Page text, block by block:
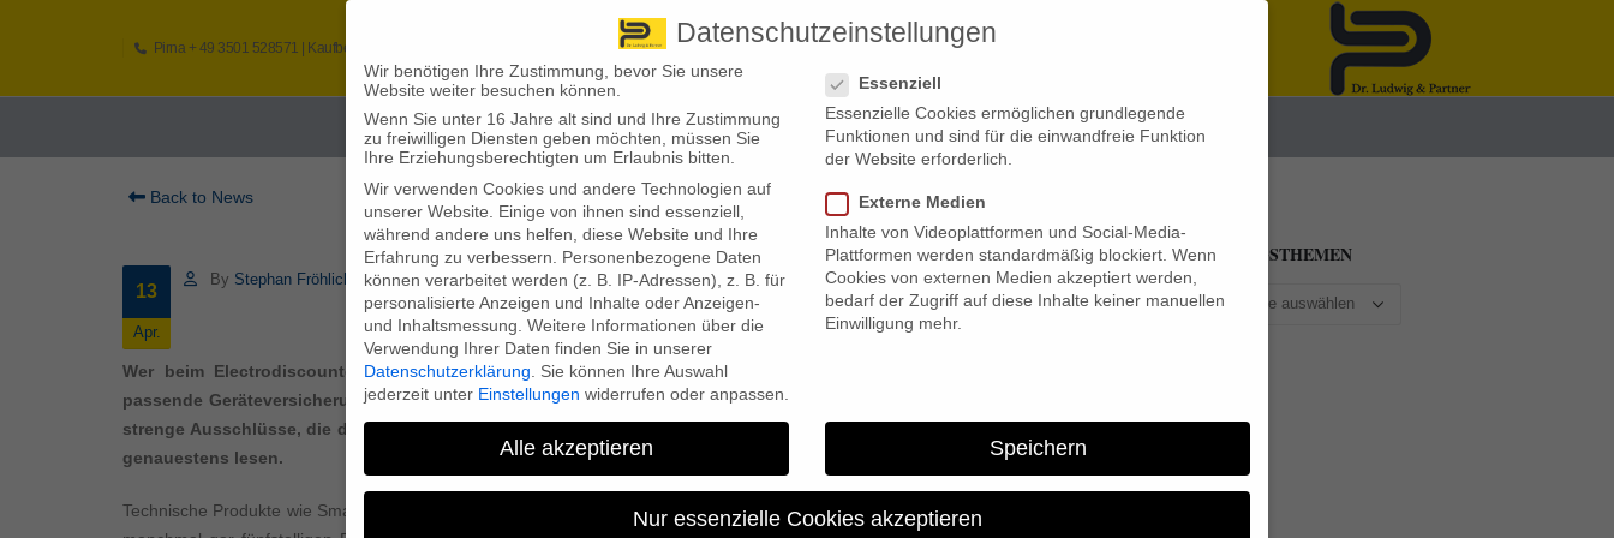
Pirna+ 49 3501 528571 | Kaufbeuren So finden Sie unsStandorte
Home Wir bieten Leistungsübersicht Über uns Standorte News
Back to News
13
Apr.
By Stephan Fröhlich
Wer beim Electrodiscounter oder auch im Internet ein teures Elektrogerät kauft, kann häufig auch gleich eine
passende Geräteversicherung dazu abschließen. Doch erneut sind diese Policen in die Kritik geraten. Sie beinhalten
strenge Ausschlüsse, die den Verbraucher im Zweifel benachteiligen können – deshalb sollte man solch einen Vertrag
genauestens lesen.
Technische Produkte wie Smartphones oder Flachbildschirme werden immer teurer und verschlingen schnell einen vierstelligen,
BEITRAGSTHEMEN
Datenschutzeinstellungen
Wir benötigen Ihre Zustimmung, bevor Sie unsere
Website weiter besuchen können.
Wenn Sie unter 16 Jahre alt sind und Ihre Zustimmung
zu freiwilligen Diensten geben möchten, müssen Sie
Ihre Erziehungsberechtigten um Erlaubnis bitten.
Wir verwenden Cookies und andere Technologien auf
unserer Website. Einige von ihnen sind essenziell,
während andere uns helfen, diese Website und Ihre
Erfahrung zu verbessern.
Personenbezogene Daten
können verarbeitet werden (z. B. IP-Adressen), z. B. für
personalisierte Anzeigen und Inhalte oder Anzeigen-
und Inhaltsmessung. Weitere Informationen über die
Verwendung Ihrer Daten finden Sie in unserer
Datenschutzerklärung
Sie können Ihre Auswahl
jederzeit unter Einstellungen widerrufen oder anpassen.
Essenziell
Essenzielle Cookies ermöglichen grundlegende
Funktionen und sind für die einwandfreie Funktion
der Website erforderlich.
Externe Medien
Inhalte von Videoplattformen und Social-Media-
Plattformen werden standardmäßig blockiert. Wenn
Cookies von externen Medien akzeptiert werden,
bedarf der Zugriff auf diese Inhalte keiner manuellen
Einwilligung mehr.
Alle akzeptieren Speichern
Nur essenzielle Cookies akzeptieren